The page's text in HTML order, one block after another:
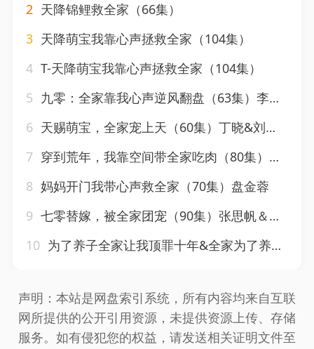
2 天降锦鲤救全家（66集）
3 天降萌宝我靠心声拯救全家（104集）
4 T-天降萌宝我靠心声拯救全家（104集）
5 九零：全家靠我心声逆风翻盘（63集）李源&乐瑶
6 天赐萌宝，全家宠上天（60集）丁晓&刘小喵
7 穿到荒年，我靠空间带全家吃肉（80集）杨心妍
8 妈妈开门我带心声救全家（70集）盘金蓉
9 七零替嫁，被全家团宠（90集）张思帆＆翟成露
10 为了养子全家让我顶罪十年&全家为了养子让我顶罪后（58集）李雯慧&刘蕙宾
声明：本站是网盘索引系统，所有内容均来自互联
网所提供的公开引用资源，未提供资源上传、存储
服务。如有侵犯您的权益，请发送相关证明文件至